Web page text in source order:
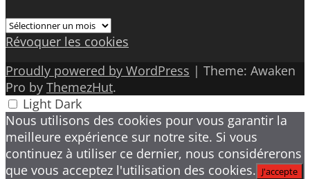
Archives
Révoquer les cookies
Proudly powered by WordPress | Theme: Awaken
Pro by ThemezHut.
Light Dark
Nous utilisons des cookies pour vous garantir la
meilleure expérience sur notre site. Si vous
continuez à utiliser ce dernier, nous considérerons
que vous acceptez l'utilisation des cookies. J'accepte